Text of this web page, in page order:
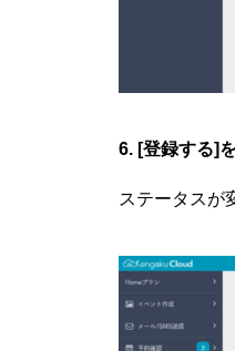
6. [登録する]
ステータスが